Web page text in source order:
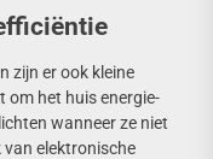
zijn er ook kleine
om het huis energie-
wanneer ze niet
van elektronische